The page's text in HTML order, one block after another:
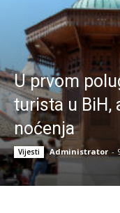
U prvom
turista u BiH,
noćenja
Vijesti Administrator -